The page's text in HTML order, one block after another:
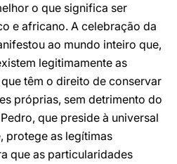
o que significa ser
e africano. A celebração da
ao mundo inteiro que,
legitimamente as
têm o direito de conservar
próprias, sem detrimento do
que preside à universal
protege as legítimas
que as particularidades